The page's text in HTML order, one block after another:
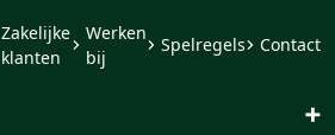
Zakelijke
klanten
Werken
bij
Spelregels Contact
+